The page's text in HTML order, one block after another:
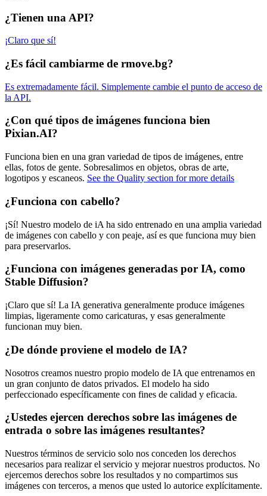
¿Tienen una API?
¡Claro que sí!
¿Es fácil cambiarme de rmove.bg?
Es extremadamente fácil. Simplemente cambie el punto de acceso de
la API.
¿Con qué tipos de imágenes funciona bien
Pixian.AI?
Funciona bien en una gran variedad de tipos de imágenes, entre
ellas, fotos de gente. Sobresalimos en objetos, obras de arte,
logotipos y escaneos. See the Quality section for more details
¿Funciona con cabello?
¡Sí! Nuestro modelo de iA ha sido entrenado en una amplia variedad
de imágenes con cabello y con peaje, así es que funciona muy bien
para preservarlos.
¿Funciona con imágenes generadas por IA, como
Stable Diffusion?
¡Claro que sí! La IA generativa generalmente produce imágenes
limpias, ligeramente como caricaturas, y esas generalmente
funcionan muy bien.
¿De dónde proviene el modelo de IA?
Nosotros creamos nuestro propio modelo de IA que entrenamos en
un gran conjunto de datos privados. El modelo ha sido
perfeccionado específicamente con fines de calidad y eficacia.
¿Ustedes ejercen derechos sobre las imágenes de
entrada o sobre las imágenes resultantes?
Nuestros términos de servicio solo nos conceden los derechos
necesarios para realizar el servicio y mejorar nuestros productos. No
ejercemos derechos sobre los resultados y no compartimos sus
imágenes con terceros, a menos que usted lo autorice explícitamente.